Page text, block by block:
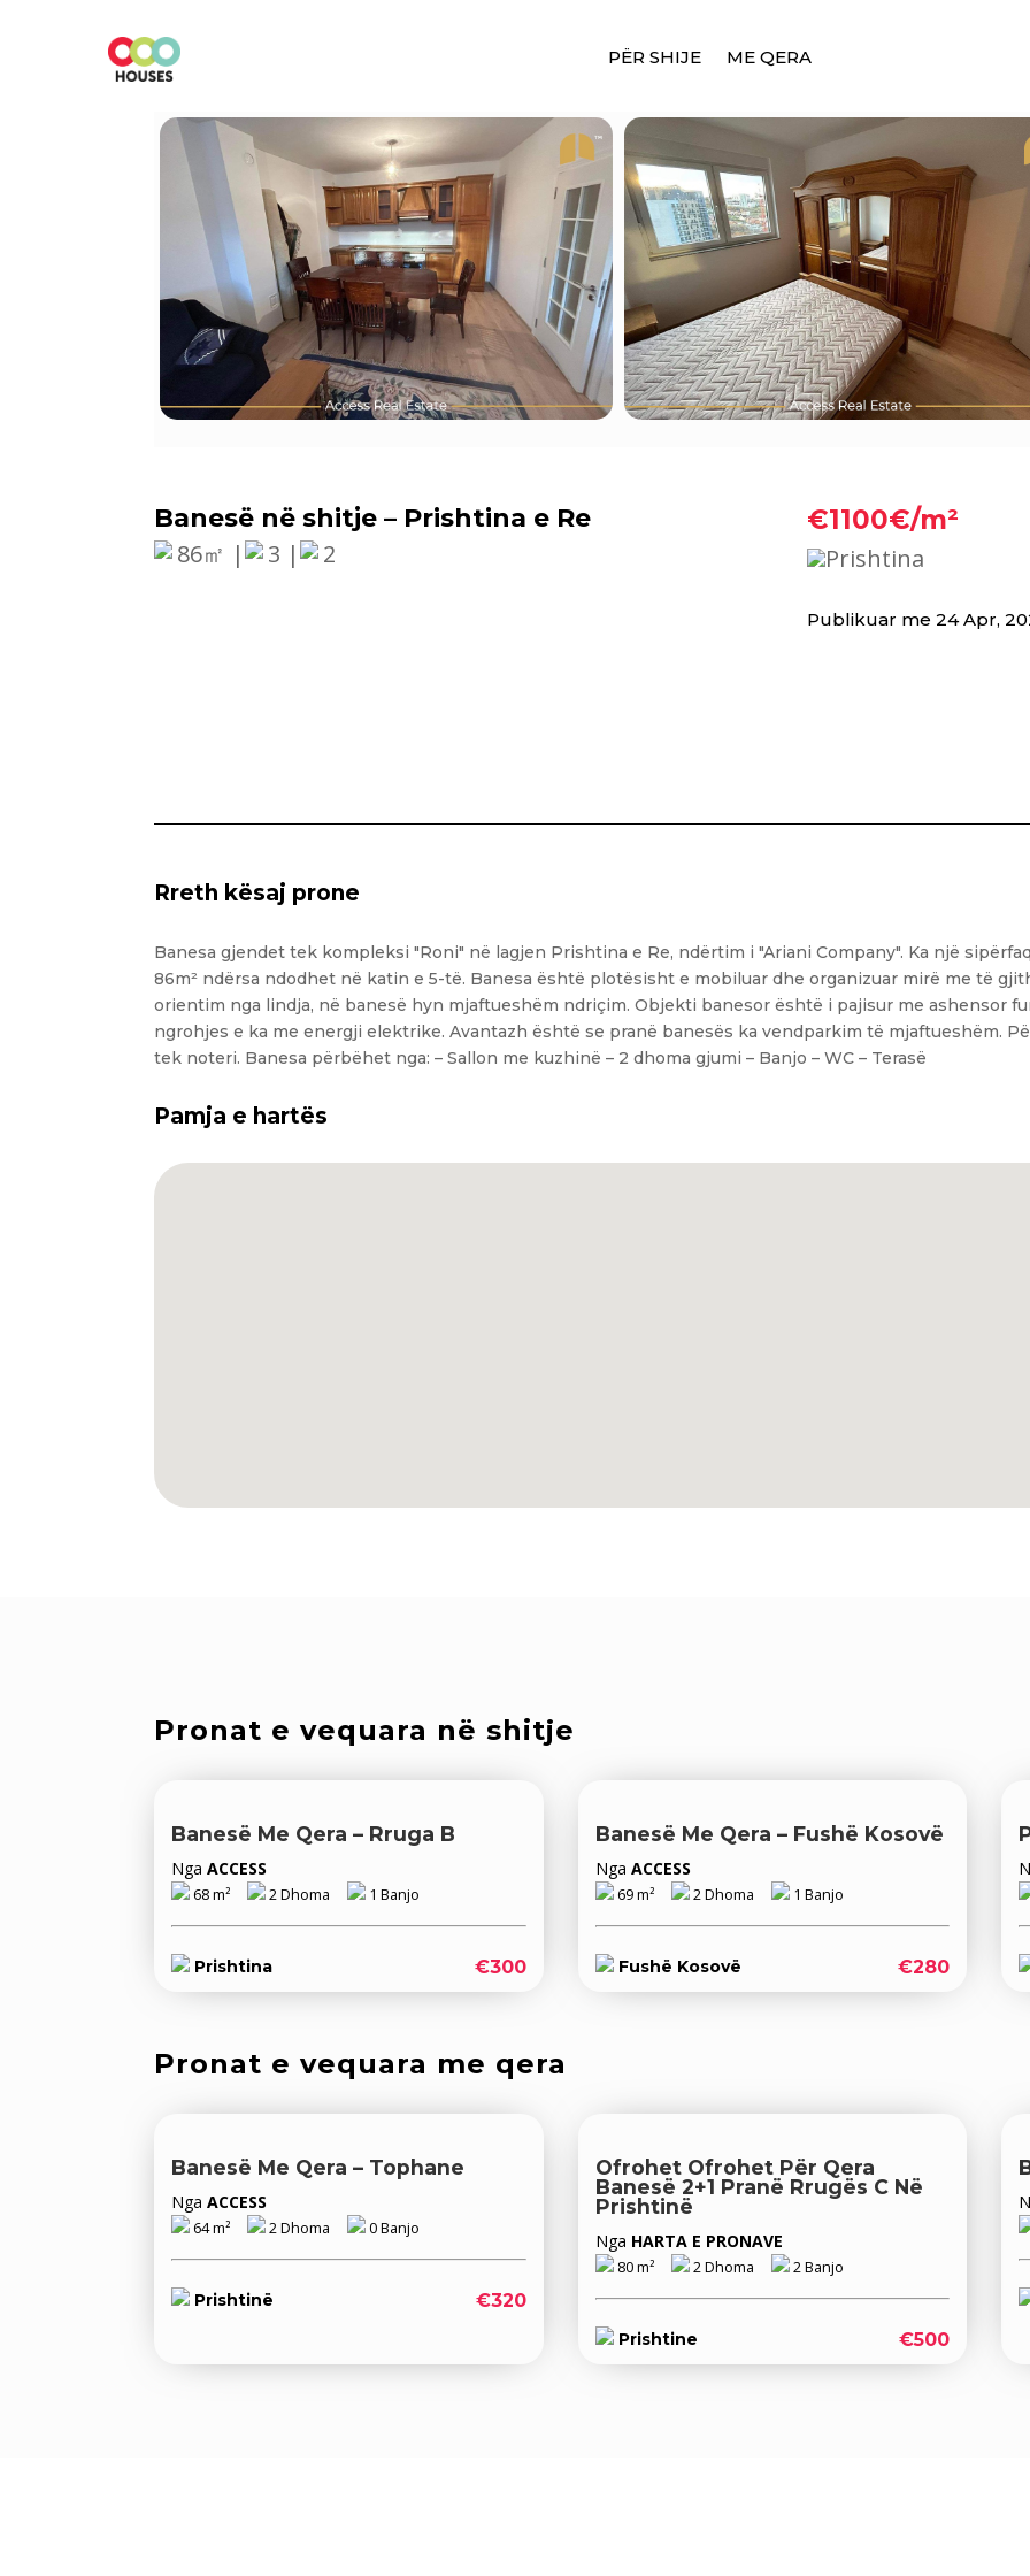
PËR SHIJE ME QERA
Banesë në shitje – Prishtina e Re
86㎡ |
3 | 2
€1100€/m²
Prishtina
Publikuar me 24 Apr,
Rreth kësaj prone
Banesa gjendet tek kompleksi "Roni" në lagjen Prishtina e Re, ndërtim i "Ariani Company". Ka një
86m² ndërsa ndodhet në katin e 5-të. Banesa është plotësisht e mobiluar dhe organizuar mirë me të
orientim nga lindja, në banesë hyn mjaftueshëm ndriçim. Objekti banesor është i pajisur me ashensor
ngrohjes e ka me energji elektrike. Avantazh është se pranë banesës ka vendparkim të mjaftueshëm.
tek noteri. Banesa përbëhet nga: – Sallon me kuzhinë – 2 dhoma gjumi – Banjo – WC – Terasë
Pamja e hartës
Pronat e vequara në shitje
Banesë Me Qera – Rruga B
NgaACCESS
68 m² 2 Dhoma 1 Banjo
Prishtina €300
Banesë Me Qera – Fushë Kosovë
Nga ACCESS
69 m² 2 Dhoma 1 Banjo
Fushë Kosovë €280
Pronat e vequara me qera
Banesë Me Qera – Tophane
NgaACCESS
64 m² 2 Dhoma 0 Banjo
Prishtinë €320
Ofrohet Ofrohet Për Qera
Banesë 2+1 Pranë Rrugës C Në
Prishtinë
Nga HARTA E PRONAVE
80 m² 2 Dhoma 2 Banjo
Prishtine €500